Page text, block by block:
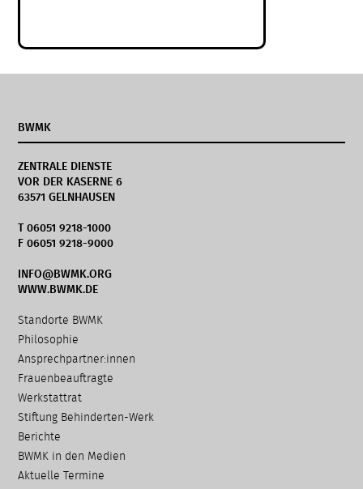
BWMK
ZENTRALE DIENSTE
VOR DER KASERNE 6
63571 GELNHAUSEN
T 06051 9218-1000
F 06051 9218-9000
INFO@BWMK.ORG
WWW.BWMK.DE
Navigation
überspringen
Standorte BWMK
Philosophie
Ansprechpartner:innen
Frauenbeauftragte
Werkstattrat
Stiftung Behinderten-Werk
Berichte
BWMK in den Medien
Aktuelle Termine